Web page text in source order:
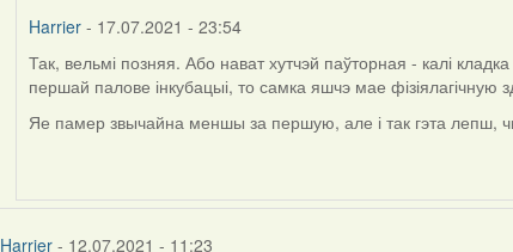
Harrier- 17.07.2021 - 23:54
In
reply
to
Так, вельмі позняя. Або нават хутчэй паўторная - калі
першай палове інкубацыі, то самка яшчэ мае фізіялагічную
Яе памер звычайна меншы за першую, але і так гэта лепш,
Harrier - 12.07.2021 - 11:23